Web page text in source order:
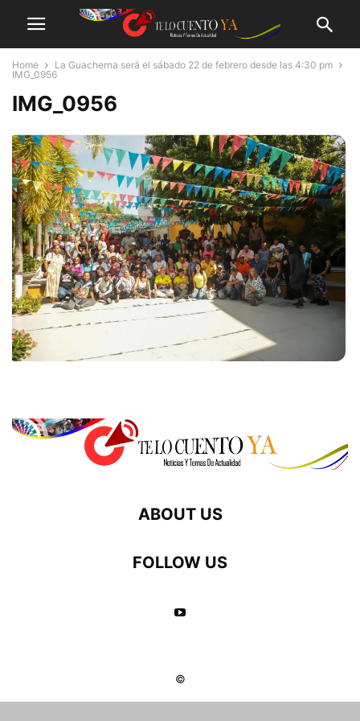
Home
La Guacherna será el sábado 22 de febrero desde las 4:30 pm
IMG_0956
IMG_0956
ABOUT US
FOLLOW US
©